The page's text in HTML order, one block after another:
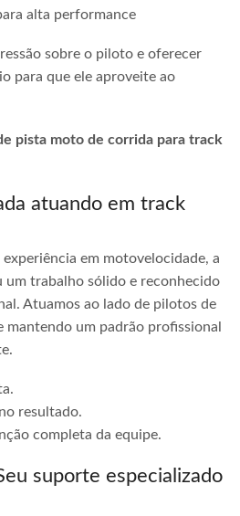
alta performance
sobre o piloto e oferecer
para que ele aproveite ao
pista moto de corrida para track
atuando em track
em motovelocidade, a
um trabalho sólido e reconhecido
Atuamos ao lado de pilotos de
mantendo um padrão profissional
resultado.
completa da equipe.
suporte especializado